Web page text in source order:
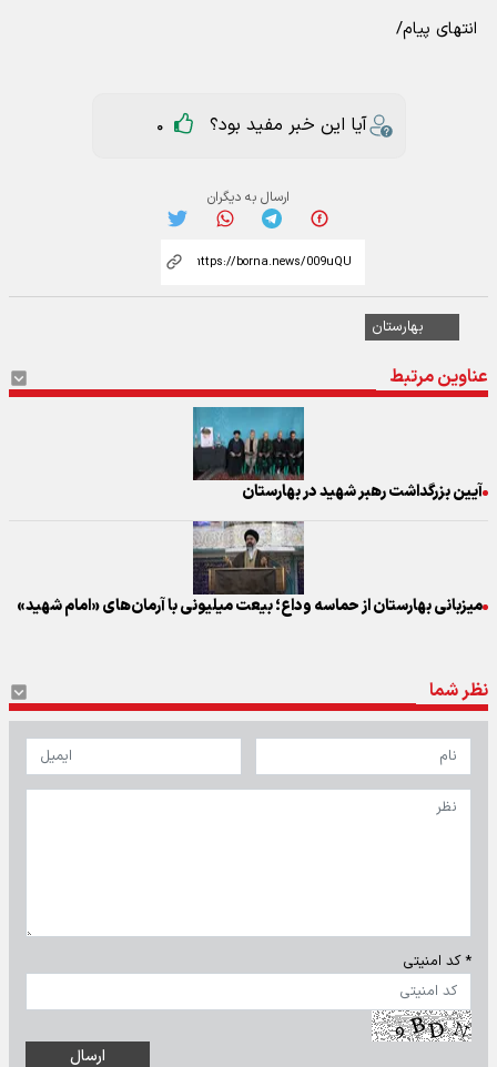
انتهای پیام/
آیا این خبر مفید بود؟ 0
ارسال به دیگران
بهارستان
عناوین مرتبط
آیین بزرگداشت رهبر شهید در بهارستان
میزبانی بهارستان از حماسه وداع؛ بیعت میلیونی با آرمان‌های «امام شهید»
نظر شما
* کد امنیتی